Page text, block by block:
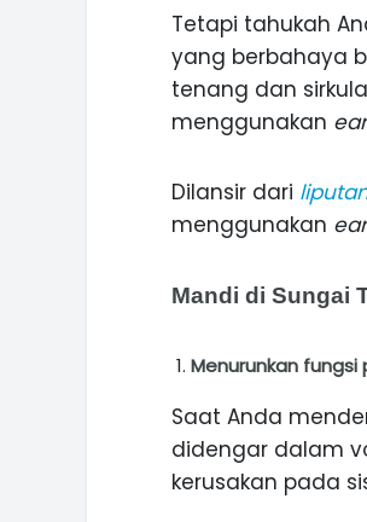
Tetapi tahukah
yang berbahaya
tenang dan
menggunakan
Dilansir dari
menggunakan
Mandi di Sungai
Menurunkan
Saat Anda
didengar dalam
kerusakan pada
MANIS,
DURIAN